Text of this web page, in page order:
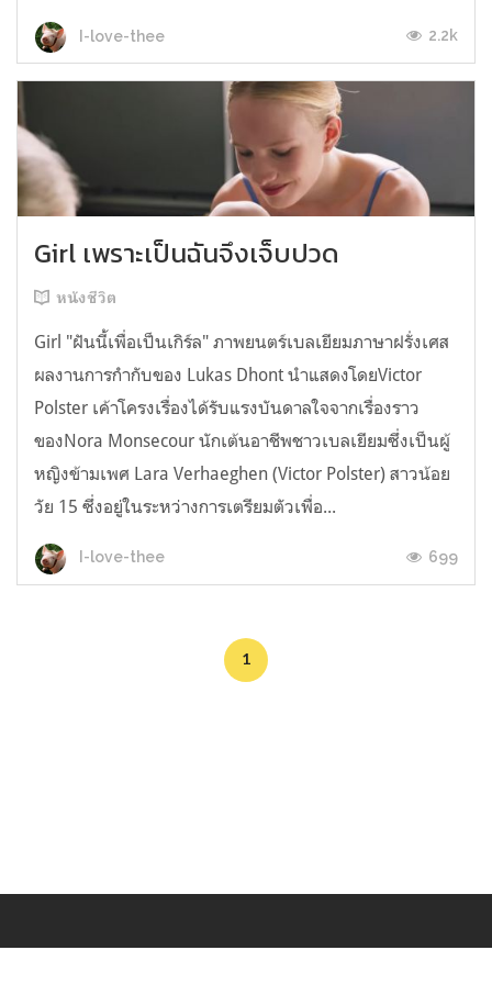
I-love-thee 2.2k
Girl เพราะเป็นฉันจึงเจ็บปวด
หนังชีวิต
Girl "ฝันนี้เพื่อเป็นเกิร์ล" ภาพยนตร์เบลเยียมภาษาฝรั่งเศส
ผลงานการกำกับของ Lukas Dhont นำแสดงโดยVictor
Polster เค้าโครงเรื่องได้รับแรงบันดาลใจจากเรื่องราว
ของNora Monsecour นักเต้นอาชีพชาวเบลเยียมซึ่งเป็นผู้
หญิงข้ามเพศ Lara Verhaeghen (Victor Polster) สาวน้อย
วัย 15 ซึ่งอยู่ในระหว่างการเตรียมตัวเพื่อ...
I-love-thee 699
1